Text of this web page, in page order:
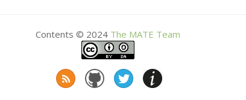
Contents © 2024 The MATE Team